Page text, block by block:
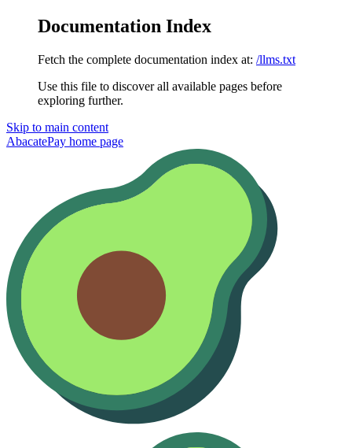
Documentation Index
Fetch the complete documentation index at: /llms.txt
Use this file to discover all available pages before
exploring further.
Skip to main content
AbacatePay home page